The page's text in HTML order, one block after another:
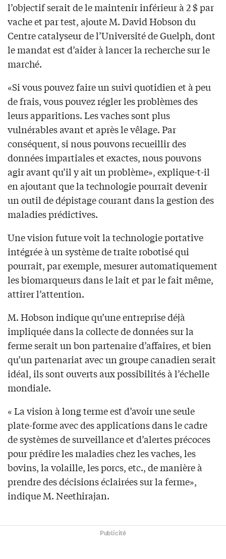
l’objectif serait de le maintenir inférieur à 2 $ par
vache et par test, ajoute M. David Hobson du
Centre catalyseur de l’Université de Guelph, dont
le mandat est d’aider à lancer la recherche sur le
marché.
«Si vous pouvez faire un suivi quotidien et à peu
de frais, vous pouvez régler les problèmes des
leurs apparitions. Les vaches sont plus
vulnérables avant et après le vêlage. Par
conséquent, si nous pouvons recueillir des
données impartiales et exactes, nous pouvons
agir avant qu’il y ait un problème», explique-t-il
en ajoutant que la technologie pourrait devenir
un outil de dépistage courant dans la gestion des
maladies prédictives.
Une vision future voit la technologie portative
intégrée à un système de traite robotisé qui
pourrait, par exemple, mesurer automatiquement
les biomarqueurs dans le lait et par le fait même,
attirer l’attention.
M. Hobson indique qu’une entreprise déjà
impliquée dans la collecte de données sur la
ferme serait un bon partenaire d’affaires, et bien
qu’un partenariat avec un groupe canadien serait
idéal, ils sont ouverts aux possibilités à l’échelle
mondiale.
« La vision à long terme est d’avoir une seule
plate-forme avec des applications dans le cadre
de systèmes de surveillance et d’alertes précoces
pour prédire les maladies chez les vaches, les
bovins, la volaille, les porcs, etc., de manière à
prendre des décisions éclairées sur la ferme»,
indique M. Neethirajan.
Publicité